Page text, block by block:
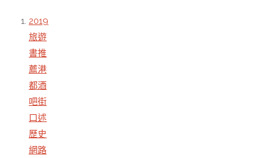
2019
旅遊
書推
薦港
都酒
吧街
口述
歷史
網路